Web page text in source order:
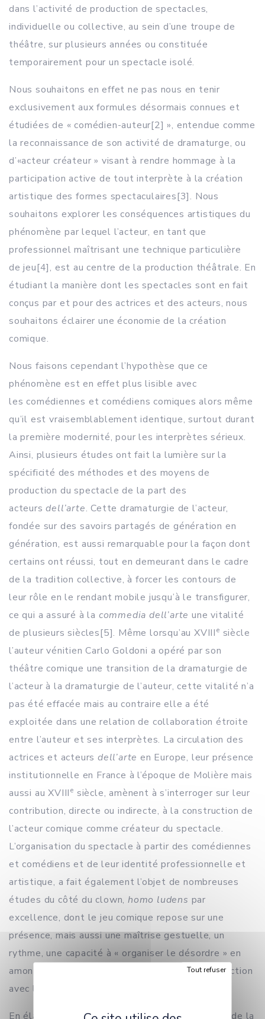
dans l’activité de production de spectacles,
individuelle ou collective, au sein d’une troupe de
théâtre, sur plusieurs années ou constituée
temporairement pour un spectacle isolé.
Nous souhaitons en effet ne pas nous en tenir
exclusivement aux formules désormais connues et
étudiées de « comédien-auteur[2] », entendue comme
la reconnaissance de son activité de dramaturge, ou
d’«acteur créateur » visant à rendre hommage à la
participation active de tout interprète à la création
artistique des formes spectaculaires[3]. Nous
souhaitons explorer les conséquences artistiques du
phénomène par lequel l’acteur, en tant que
professionnel maîtrisant une technique particulière
de jeu[4], est au centre de la production théâtrale. En
étudiant la manière dont les spectacles sont en fait
conçus par et pour des actrices et des acteurs, nous
souhaitons éclairer une économie de la création
comique.
Nous faisons cependant l’hypothèse que ce
phénomène est en effet plus lisible avec
les comédiennes et comédiens comiques alors même
qu’il est vraisemblablement identique, surtout durant
la première modernité, pour les interprètes sérieux.
Ainsi, plusieurs études ont fait la lumière sur la
spécificité des méthodes et des moyens de
production du spectacle de la part des
acteursdell’arte. Cette dramaturgie de l’acteur,
fondée sur des savoirs partagés de génération en
génération, est aussi remarquable pour la façon dont
certains ont réussi, tout en demeurant dans le cadre
de la tradition collective, à forcer les contours de
leur rôle en le rendant mobile jusqu’à le transfigurer,
ce qui a assuré à la commedia dell’arte une vitalité
de plusieurs siècles[5]. Même lorsqu’au XVIIIe siècle
l’auteur vénitien Carlo Goldoni a opéré par son
théâtre comique une transition de la dramaturgie de
l’acteur à la dramaturgie de l’auteur, cette vitalité n’a
pas été effacée mais au contraire elle a été
exploitée dans une relation de collaboration étroite
entre l’auteur et ses interprètes. La circulation des
actrices et acteursdell’arte en Europe, leur présence
institutionnelle en France à l’époque de Molière mais
aussi au XVIIIe siècle, amènent à s’interroger sur leur
contribution, directe ou indirecte, à la construction de
l’acteur comique comme créateur du spectacle.
L’organisation du spectacle à partir des comédiennes
et comédiens et de leur identité professionnelle et
artistique, a fait également l’objet de nombreuses
études du côté du clown,homo ludens par
excellence, dont le jeu comique repose sur une
présence, mais aussi une maîtrise gestuelle, un
rythme, une capacité à « organiser le désordre » en
amont de la représentation et à entrer en interaction
avec le public...
En élargissant enfin la perspective à l’ensemble de la
Tout refuser